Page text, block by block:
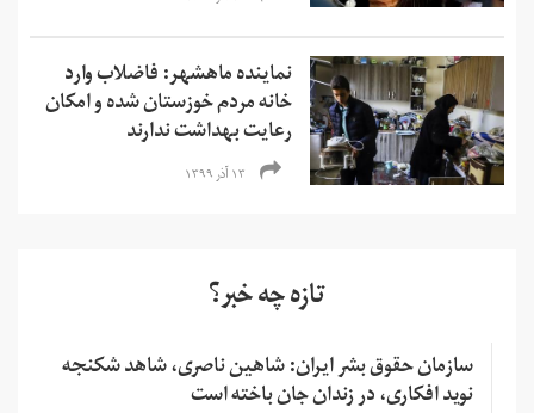
نماینده ماهشهر:‌ فاضلاب وارد
خانه مردم خوزستان شده و امکان
رعایت بهداشت ندارند
۱۳ آذر ۱۳۹۹
تازه چه خبر؟
سازمان حقوق بشر ایران: شاهین ناصری، شاهد شکنجه
نوید افکاری، در زندان جان باخته است